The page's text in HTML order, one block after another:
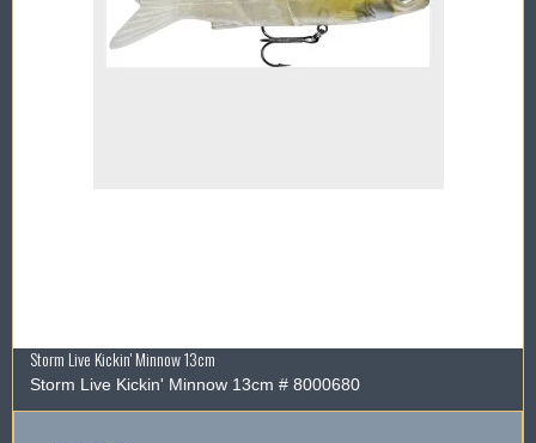
Storm Live Kickin' Minnow 13cm
Storm Live Kickin' Minnow 13cm # 8000680